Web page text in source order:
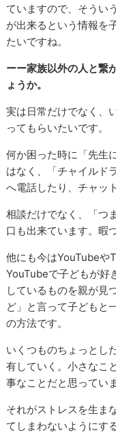
ていますので、そうい
が出来るという情報を
たいですね。
ーー家族以外の人と繋
ょうか。
実は日常だけでなく、
ってもらいたいです。
何か困った時に「先生
はなく、「チャイルド
へ電話したり、チャッ
相談だけでなく、「つ
口も出来ています。暇
他にも今はYouTubeや
YouTubeで子どもが好
しているものを親が見
ど」と言って子どもと
の方法です。
いくつものちょっとし
有していく。小さなこ
事なことだと思っていま
それがストレスを生ま
てしまわないようにす